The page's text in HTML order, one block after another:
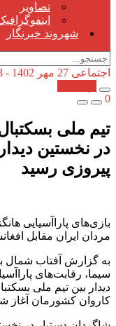
تصاویر
شهروند خبرنگار
اجتماعی 27 مهر 1402 - 3 سال پیش
0
تیم ملی
در نخستین
پیروزی رسید
بازی‌های پاراآسیایی
مردان ایران مقابل
به گزارش آفتاب شمال
دیدار بین تیم ملی
کاروان کشورمان آغاز